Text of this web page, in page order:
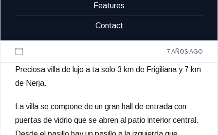
Features
Contact
7 AÑOS AGO
Preciosa villa de lujo a ta solo 3 km de Frigiliana y 7 km
de Nerja.
La villa se compone de un gran hall de entrada con
puertas de vidrio que se abren al patio interior central.